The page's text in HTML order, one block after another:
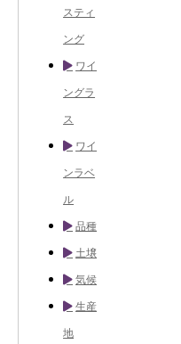
スティ
ング
ワイ
ングラ
ス
ワイ
ンラベ
ル
品種
土壌
気候
生産
地